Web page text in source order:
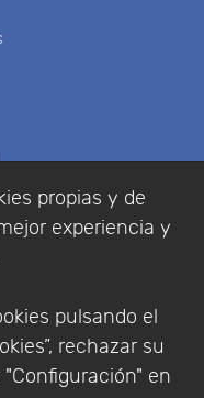
propias y de
experiencia y
pulsando el
rechazar su
en